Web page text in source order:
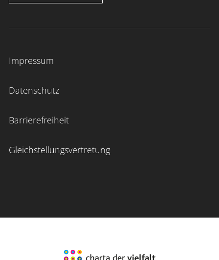
Impressum
Datenschutz
Barrierefreiheit
Gleichstellungsvertretung